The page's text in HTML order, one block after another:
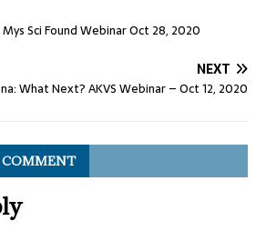
Sci Found Webinar Oct 28, 2020
NEXT
What Next? AKVS Webinar – Oct 12, 2020
COMMENT